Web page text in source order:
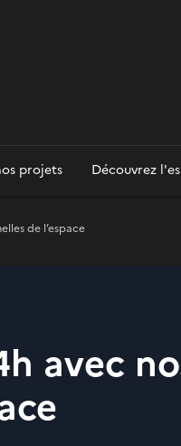
projets Découvrez
de l’espace
avec